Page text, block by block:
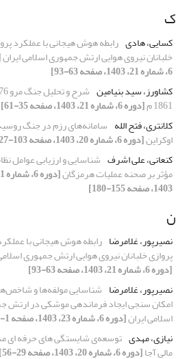
ک
کسایی، هادی رابطه هوش هیجانی با عملکرد
خلبانان نیروی هوایی ارتش جمهوری اسلامی ایران
6، شماره 21، 1403، صفحه 63-93]
کشاورز، سید بنیامین
1861 م [دوره 6، شماره 21، 1403، صفحه 35-61]
کلانتری، فتح الله سامانه‌های رزم در جنگ
اوکراین[دوره 6، شماره 20، 1403، صفحه 103-127]
کنعانی، علی اشرف شناسایی و ارزیابی عوامل
مؤثر بر صحنه عملیات هرمزگان
1403، صفحه 155-180]
ن
نصیرپور، غلامرضا رابطه هوش هیجانی با
پروازی خلبانان نیروی هوایی ارتش جمهوری
[دوره 6، شماره 21، 1403، صفحه 63-93]
نصیرپور، غلامرضا شناسایی مولفه‌ها و
امکان سنجی ایجاد فرماندهی موشکی در ارتش
اسلامی ایران[دوره 6، شماره 23، 1403، صفحه 1-28]
نیازی، مهدی توسعه‌ی شایستگی های حرفه ای
مالی آجا[دوره 6، شماره 20، 1403، صفحه 29-56]